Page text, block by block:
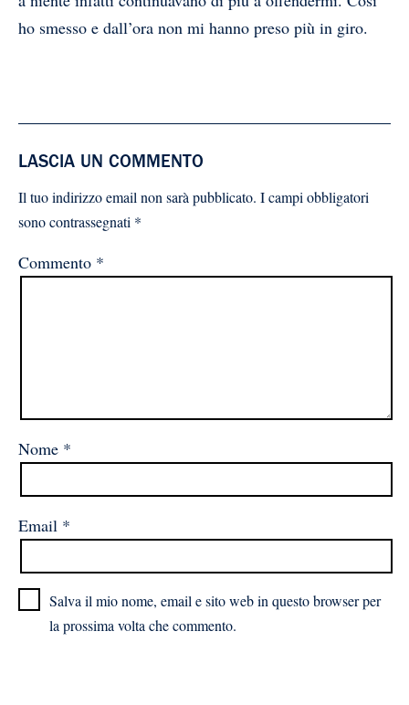
ho smesso e dall’ora non mi hanno preso più in giro.
LASCIA UN COMMENTO
Il tuo indirizzo email non sarà pubblicato. I campi obbligatori
sono contrassegnati *
Commento *
Nome *
Email *
Salva il mio nome, email e sito web in questo browser per
la prossima volta che commento.